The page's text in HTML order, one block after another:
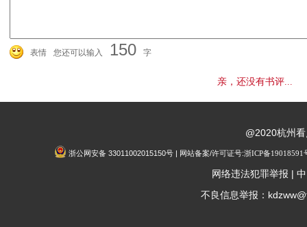
表情 您还可以输入 150 字
亲，还没有书评...
@2020杭州
浙公网安备 33011002015150号 | 网站备案/许可证号:浙ICP备19018591
网络违法犯罪举报 |
不良信息举报：